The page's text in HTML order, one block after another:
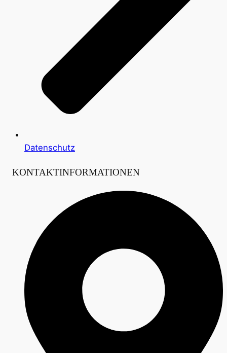
Datenschutz
KONTAKTINFORMATIONEN